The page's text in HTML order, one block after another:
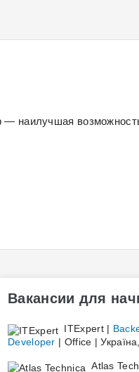
— наилучшая
Вакансии для
ITExpert |
Developer | Office |
Atlas